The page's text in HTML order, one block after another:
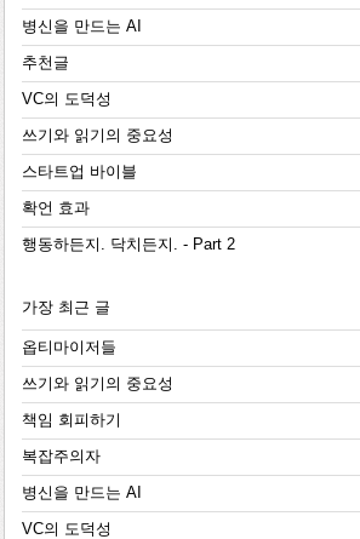
병신을 만드는 AI
추천글
VC의 도덕성
쓰기와 읽기의 중요성
스타트업 바이블
확언 효과
행동하든지. 닥치든지. - Part 2
가장 최근 글
옵티마이저들
쓰기와 읽기의 중요성
책임 회피하기
복잡주의자
병신을 만드는 AI
VC의 도덕성